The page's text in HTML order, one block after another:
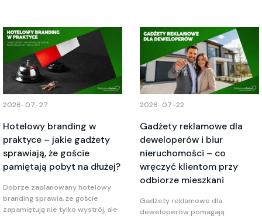
2026-07-27
Hotelowy branding w
praktyce – jakie gadżety
sprawiają, że goście
pamiętają pobyt na dłużej?
Dobrze zaplanowany hotelowy
branding sprawia, że goście
zapamiętują nie tylko wystrój, ale
2026-07-22
Gadżety reklamowe dla
deweloperów i biur
nieruchomości – co
wręczyć klientom przy
odbiorze mieszkani
Gadżety reklamowe dla
deweloperów pomagają